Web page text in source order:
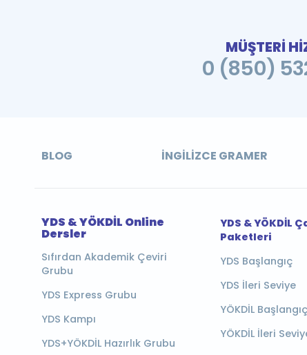
MÜŞTERİ
0 (850)
BLOG İNGILIZCE GRAMER
YDS & YÖKDİL Online
Dersler
Sıfırdan Akademik Çeviri
Grubu
YDS Express Grubu
YDS Kampı
YDS+YÖKDİL Hazırlık Grubu
YDS & YÖKDİL
Paketleri
YDS Başlangıç
YDS İleri Seviye
YÖKDİL Başlangıç
YÖKDİL İleri